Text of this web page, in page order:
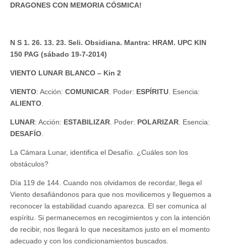
DRAGONES CON MEMORIA CÓSMICA!
N S 1. 26. 13. 23. Seli. Obsidiana. Mantra: HRAM. UPC KIN
150 PAG (sábado 19-7-2014)
VIENTO LUNAR BLANCO – Kin 2
VIENTO: Acción: COMUNICAR . Poder: ESPÍRITU . Esencia:
ALIENTO
LUNAR: Acción: ESTABILIZAR . Poder: POLARIZAR . Esencia:
DESAFÍO
La Cámara Lunar, identifica el Desafío. ¿Cuáles son los
obstáculos?
Día 119 de 144. Cuando nos olvidamos de recordar, llega el
Viento desafiándonos para que nos movilicemos y lleguemos a
reconocer la estabilidad cuando aparezca. El ser comunica al
espíritu. Si permanecemos en recogimientos y con la intención
de recibir, nos llegará lo que necesitamos justo en el momento
adecuado y con los condicionamientos buscados.